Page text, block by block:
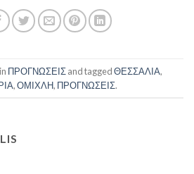
ΠΡΟΓΝΩΣΕΙΣand taggedΘΕΣΣΑΛΙΑ,
,ΟΜΙΧΛΗ, ΠΡΟΓΝΩΣΕΙΣ.